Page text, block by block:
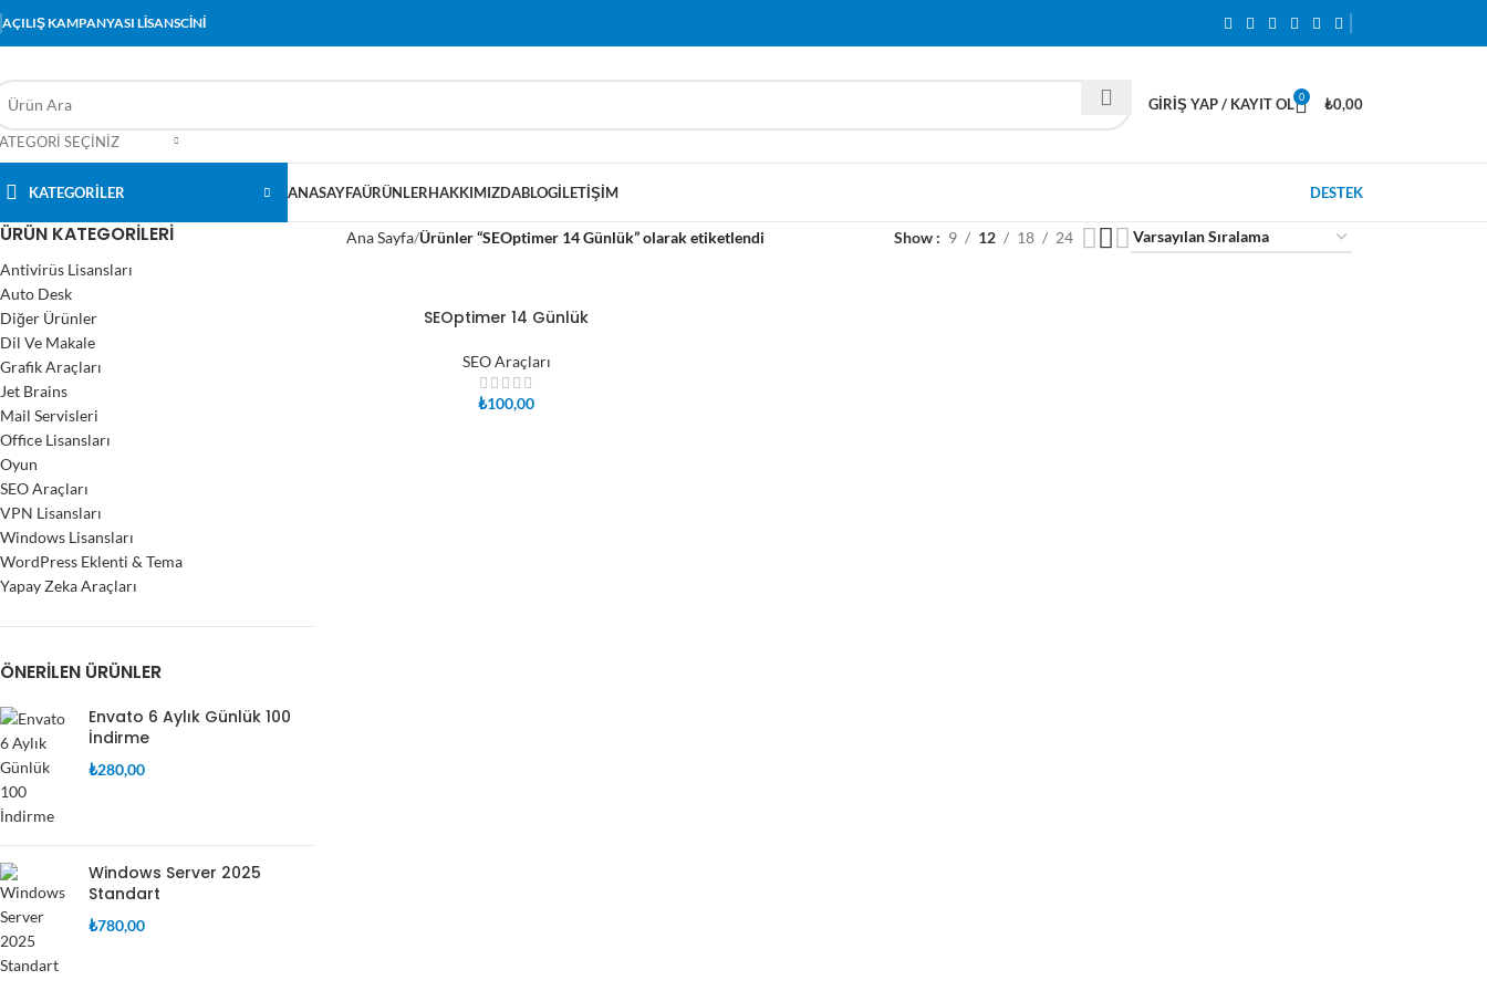
AÇILIŞ KAMPANYASI LİSANSCİNİ
SEÇINIZ
GIRIŞ YAP / KAYIT OL 0 ₺0,00
KATEGORİLER ANASAYFAÜRÜNLERHAKKIMIZDABLOGİLETIŞIM DESTEK
ÜRÜN KATEGORILERI
Antivirüs Lisansları
Auto Desk
Diğer Ürünler
Dil Ve Makale
Grafik Araçları
Jet Brains
Mail Servisleri
Office Lisansları
Oyun
SEO Araçları
VPN Lisansları
Windows Lisansları
WordPress Eklenti & Tema
Yapay Zeka Araçları
ÖNERILEN ÜRÜNLER
Envato 6 Aylık Günlük 100
İndirme
₺280,00
Windows Server 2025
Standart
₺780,00
Ana Sayfa Ürünler “SEOptimer 14 Günlük” olarak etiketlendi Show 9 12 18 24
SEPETE EKLESEOptimer 14 Günlük
SEO Araçları
₺100,00